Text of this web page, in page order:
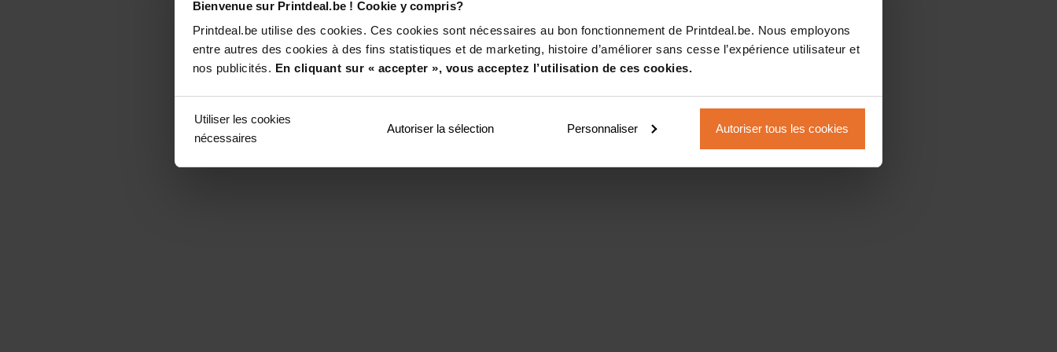
Bienvenue sur Printdeal.be ! Cookie y compris?
Printdeal.be utilise des cookies. Ces cookies sont nécessaires au bon fonctionnement de Printdeal.be. Nous employons
entre autres des cookies à des fins statistiques et de marketing, histoire d’améliorer sans cesse l’expérience utilisateur et
nos publicités. En cliquant sur « accepter », vous acceptez l’utilisation de ces cookies.
Utiliser les cookies
nécessaires
Autoriser la sélection Personnaliser Autoriser tous les cookies